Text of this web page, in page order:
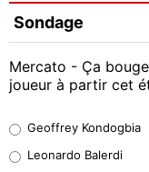
Sondage
Mercato - Ça
joueur à partir cet
38%
Geoffrey Kondogbia
Leonardo Balerdi